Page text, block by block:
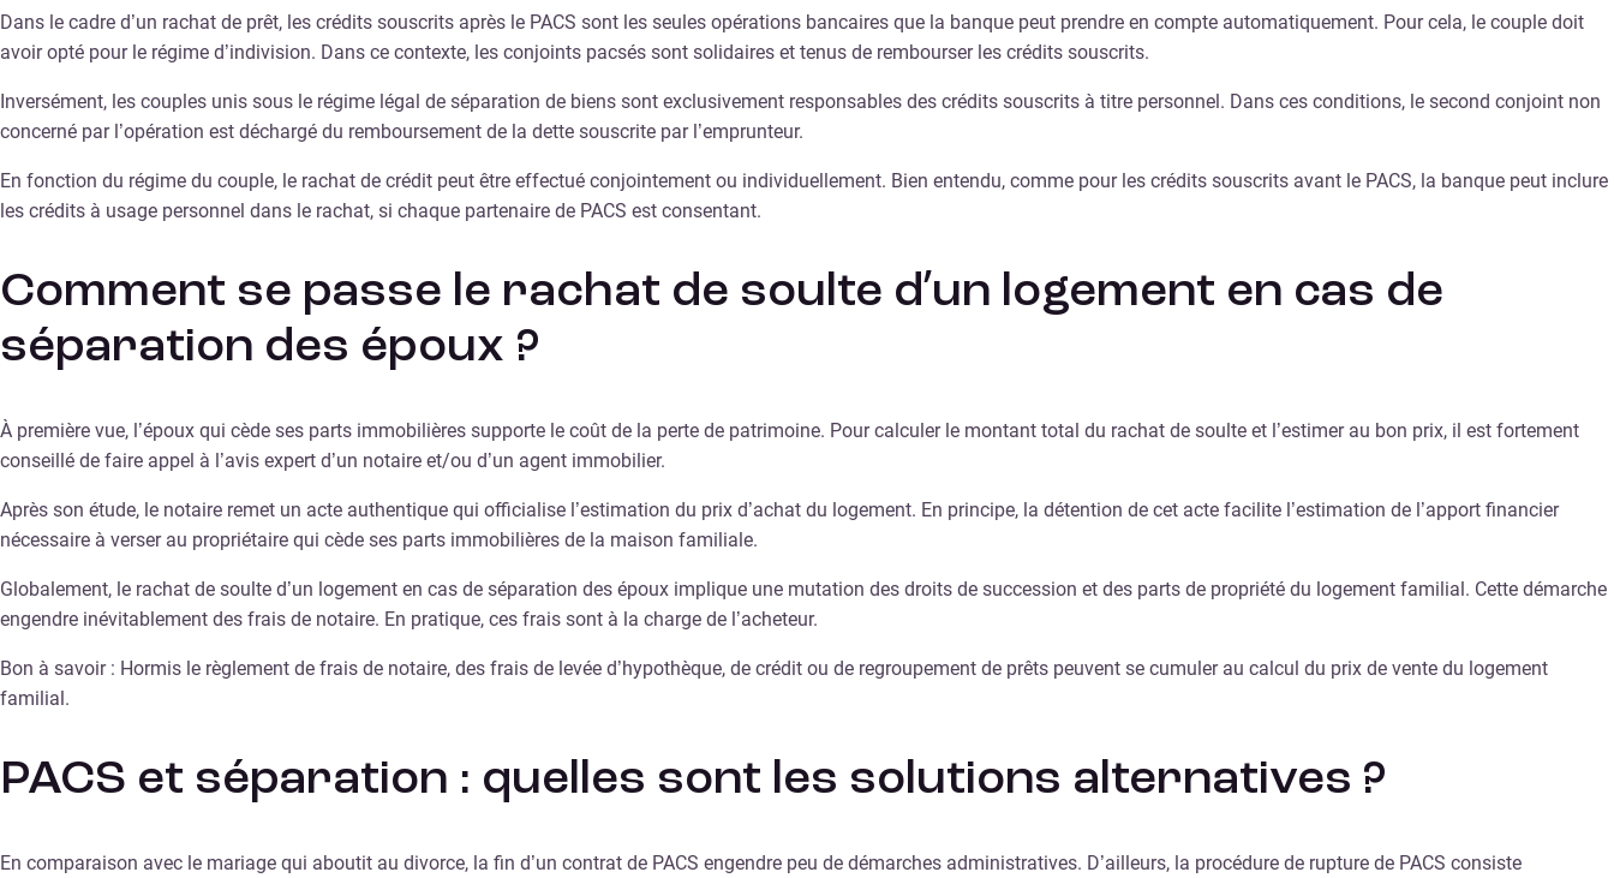
Dans le cadre d’un rachat de prêt, les crédits souscrits après le PACS sont les seules opérations bancaires que la banque peut prendre en compte automatiquement. Pour cela, le couple doit
avoir opté pour le régime d’indivision. Dans ce contexte, les conjoints pacsés sont solidaires et tenus de rembourser les crédits souscrits.
Inversément, les couples unis sous le régime légal de séparation de biens sont exclusivement responsables des crédits souscrits à titre personnel. Dans ces conditions, le second conjoint non
concerné par l’opération est déchargé du remboursement de la dette souscrite par l’emprunteur.
En fonction du régime du couple, le rachat de crédit peut être effectué conjointement ou individuellement. Bien entendu, comme pour les crédits souscrits avant le PACS, la banque peut inclure
les crédits à usage personnel dans le rachat, si chaque partenaire de PACS est consentant.
Comment se passe le rachat de soulte d’un logement en cas de
séparation des époux ?
À première vue, l’époux qui cède ses parts immobilières supporte le coût de la perte de patrimoine. Pour calculer le montant total du rachat de soulte et l’estimer au bon prix, il est fortement
conseillé de faire appel à l’avis expert d’un notaire et/ou d’un agent immobilier.
Après son étude, le notaire remet un acte authentique qui officialise l’estimation du prix d’achat du logement. En principe, la détention de cet acte facilite l’estimation de l’apport financier
nécessaire à verser au propriétaire qui cède ses parts immobilières de la maison familiale.
Globalement, le rachat de soulte d’un logement en cas de séparation des époux implique une mutation des droits de succession et des parts de propriété du logement familial. Cette démarche
engendre inévitablement des frais de notaire. En pratique, ces frais sont à la charge de l’acheteur.
Bon à savoir : Hormis le règlement de frais de notaire, des frais de levée d’hypothèque, de crédit ou de regroupement de prêts peuvent se cumuler au calcul du prix de vente du logement
familial.
PACS et séparation : quelles sont les solutions alternatives ?
En comparaison avec le mariage qui aboutit au divorce, la fin d’un contrat de PACS engendre peu de démarches administratives. D’ailleurs, la procédure de rupture de PACS consiste